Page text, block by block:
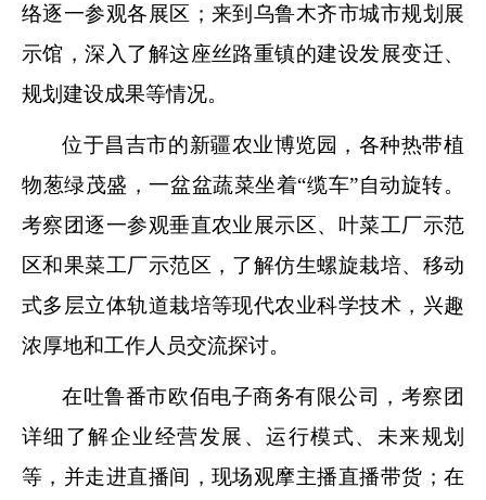
络逐一参观各展区；来到乌鲁木齐市城市规划展
示馆，深入了解这座丝路重镇的建设发展变迁、
规划建设成果等情况。
位于昌吉市的新疆农业博览园，各种热带植
物葱绿茂盛，一盆盆蔬菜坐着“缆车”自动旋转。
考察团逐一参观垂直农业展示区、叶菜工厂示范
区和果菜工厂示范区，了解仿生螺旋栽培、移动
式多层立体轨道栽培等现代农业科学技术，兴趣
浓厚地和工作人员交流探讨。
在吐鲁番市欧佰电子商务有限公司，考察团
详细了解企业经营发展、运行模式、未来规划
等，并走进直播间，现场观摩主播直播带货；在